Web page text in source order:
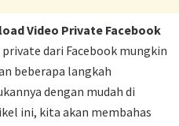
Video Private Facebook
dari Facebook mungkin
beberapa langkah
dengan mudah di
ini, kita akan membahas